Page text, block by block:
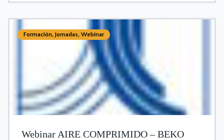
Formación, Jornadas, Webinar
Webinar AIRE COMPRIMIDO – BEKO